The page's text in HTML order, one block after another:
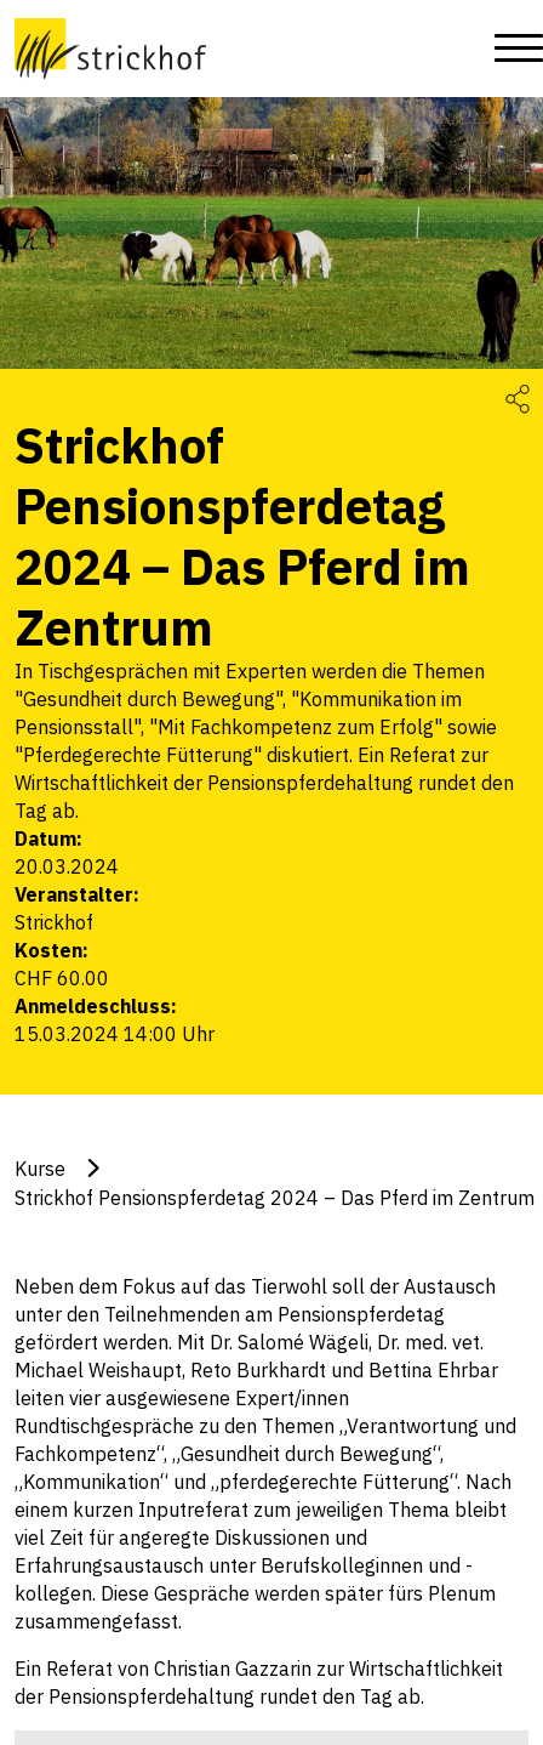
Strickhof
Pensionspferdetag
2024 – Das Pferd im
Zentrum
In Tischgesprächen mit Experten werden die Themen
"Gesundheit durch Bewegung", "Kommunikation im
Pensionsstall", "Mit Fachkompetenz zum Erfolg" sowie
"Pferdegerechte Fütterung" diskutiert. Ein Referat zur
Wirtschaftlichkeit der Pensionspferdehaltung rundet den
Tag ab.
Datum:
20.03.2024
Veranstalter:
Strickhof
Kosten:
CHF 60.00
Anmeldeschluss:
15.03.2024 14:00 Uhr
Kurse
Strickhof Pensionspferdetag 2024 – Das Pferd im Zentrum
Neben dem Fokus auf das Tierwohl soll der Austausch
unter den Teilnehmenden am Pensionspferdetag
gefördert werden. Mit Dr. Salomé Wägeli, Dr. med. vet.
Michael Weishaupt, Reto Burkhardt und Bettina Ehrbar
leiten vier ausgewiesene Expert/innen
Rundtischgespräche zu den Themen „Verantwortung und
Fachkompetenz“, „Gesundheit durch Bewegung“,
„Kommunikation“ und „pferdegerechte Fütterung“. Nach
einem kurzen Inputreferat zum jeweiligen Thema bleibt
viel Zeit für angeregte Diskussionen und
Erfahrungsaustausch unter Berufskolleginnen und -
kollegen. Diese Gespräche werden später fürs Plenum
zusammengefasst.
Ein Referat von Christian Gazzarin zur Wirtschaftlichkeit
der Pensionspferdehaltung rundet den Tag ab.